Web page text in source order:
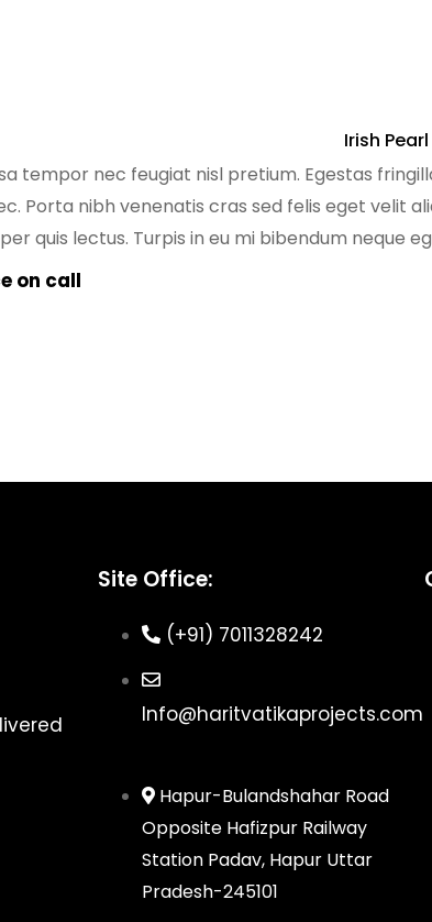
Irish Pearl
tempor nec feugiat nisl pretium. Egestas
Porta nibh venenatis cras sed felis eget velit
quis lectus. Turpis in eu mi bibendum neque
egestas sed sed risus pretium quam.
on call
Site Office:
(+91) 7011328242
Info@haritvatikaprojects.com
Hapur-Bulandshahar Road
Opposite Hafizpur Railway
Station Padav, Hapur Uttar
Pradesh-245101